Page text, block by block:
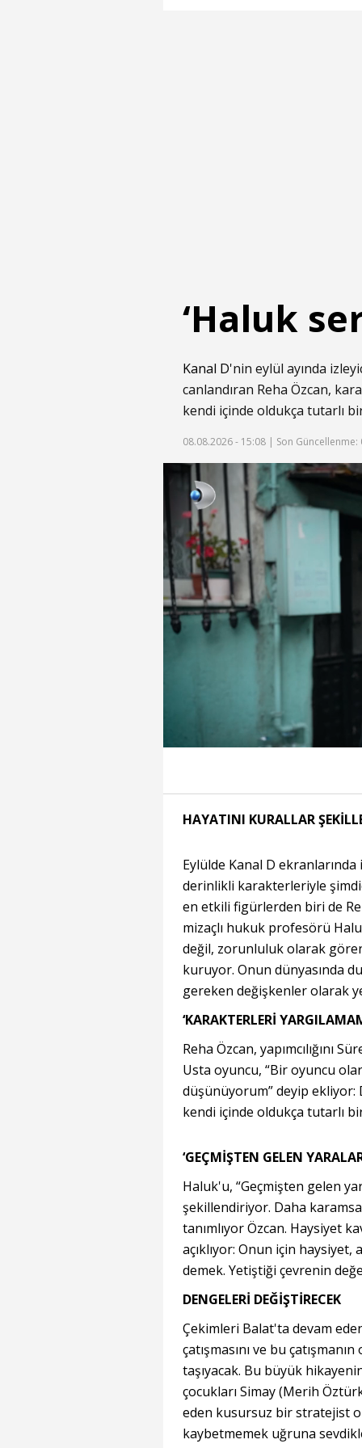
‘Haluk
Kanal D'nin eylül ayında
canlandıran Reha Özcan,
kendi içinde oldukça tutarlı
08.08.2026 - 15:08 | Son
/
Toplam
Süre
0%
0%
HAYATINI KURALLAR
Eylülde Kanal D
derinlikli karakterleriyle
en etkili figürlerden biri de
mizaçlı hukuk profesörü
değil, zorunluluk olarak
kuruyor. Onun dünyasında
gereken değişkenler olarak
‘KARAKTERLERİ
Reha Özcan, yapımcılığını
Usta oyuncu, “Bir oyuncu
düşünüyorum” deyip ekliyor:
kendi içinde oldukça tutarlı
‘GEÇMİŞTEN GELEN
Haluk'u, “Geçmişten gelen
şekillendiriyor. Daha
tanımlıyor Özcan. Haysiyet
açıklıyor: Onun için
demek. Yetiştiği çevrenin
DENGELERİ DEĞİŞTİRECEK
Çekimleri Balat'ta devam
çatışmasını ve bu
taşıyacak. Bu büyük
çocukları Simay (Merih
eden kusursuz bir stratejist
kaybetmemek uğruna